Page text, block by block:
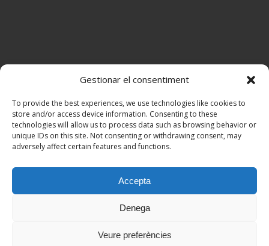
Gestionar el consentiment
To provide the best experiences, we use technologies like cookies to
store and/or access device information. Consenting to these
technologies will allow us to process data such as browsing behavior or
unique IDs on this site. Not consenting or withdrawing consent, may
adversely affect certain features and functions.
Accepta
Denega
Veure preferències